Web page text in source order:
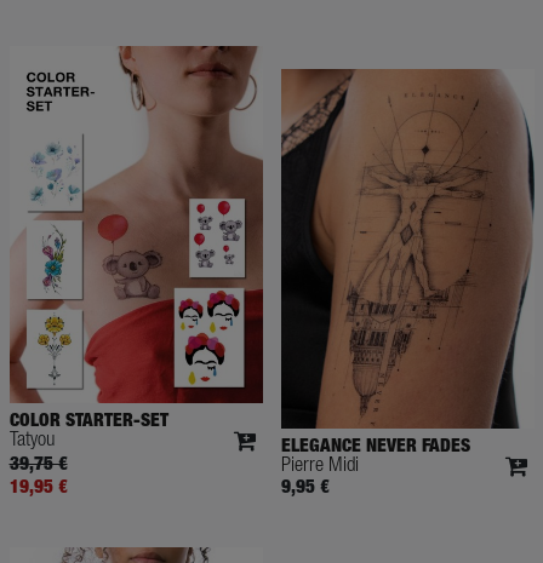
COLOR STARTER-SET
Tatyou
39,75 €
19,95 €
ELEGANCE NEVER FADES
Pierre Midi
9,95 €